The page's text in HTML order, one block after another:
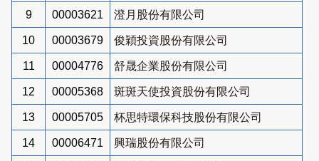
9 00003621 澄月股份有限公司
10 00003679 俊穎投資股份有限公司
11 00004776 舒晟企業股份有限公司
12 00005368 斑斑天使投資股份有限公司
13 00005705 杯思特環保科技股份有限公司
14 00006471 興瑞股份有限公司